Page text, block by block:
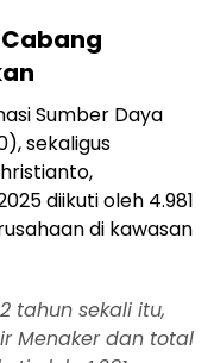
Cabang
Sumber Daya
sekaligus
diikuti oleh 4.981
di kawasan
tahun sekali itu,
Menaker dan total